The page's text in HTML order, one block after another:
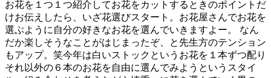
お花を１つ１つ紹介してお花をカットするときのポイントだ
けお伝えしたら、いざ花選びスタート。お花屋さんでお花を
選ぶように自分の好きなお花を選んでいきますよー。 なん
だか楽しそうなことがはじまったぞ、と先生方のテンション
もアップ。笑今年は白いストックというお花を１本ずつ配り
それ以外の６本のお花を自由に選んでみようというスタイ